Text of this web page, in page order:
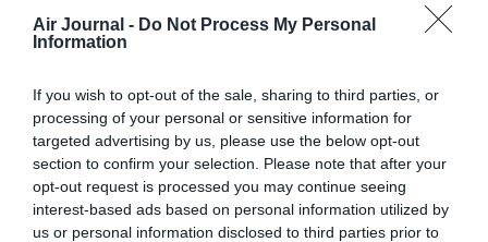
Air Journal - Do Not Process My Personal
Information
If you wish to opt-out of the sale, sharing to third parties, or
processing of your personal or sensitive information for
targeted advertising by us, please use the below opt-out
section to confirm your selection. Please note that after your
opt-out request is processed you may continue seeing
interest-based ads based on personal information utilized by
us or personal information disclosed to third parties prior to
RÉPONDRE
Duglanda commenté :
20 juillet 2025 - 14 h
44 min
Source ? A part le bar PMU le Balto ?
RÉPONDRE